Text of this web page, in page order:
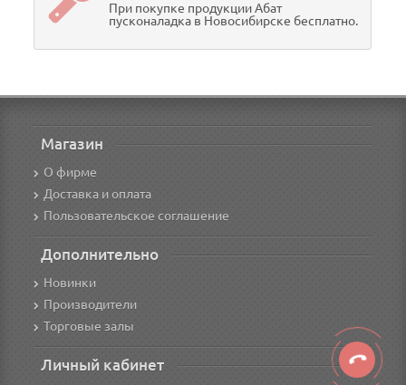
При покупке продукции Абат
пусконаладка в Новосибирске бесплатно.
Магазин
О фирме
Доставка и оплата
Пользовательское соглашение
Дополнительно
Новинки
Производители
Торговые залы
Личный кабинет